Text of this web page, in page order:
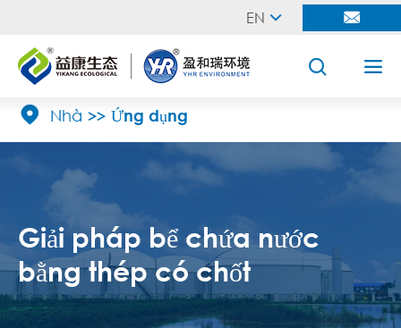
EN  
 
 Nhà Ứng dụng
Giải pháp bể chứa nước
bằng thép có chốt